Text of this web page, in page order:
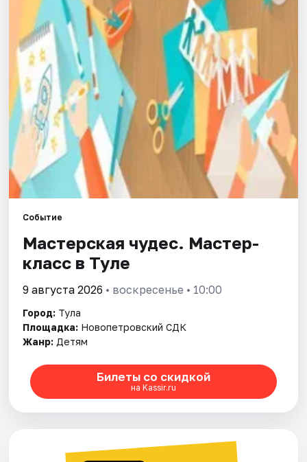
Площадки
Артисты
Рейтинги
Событие
Мастерская чудес. Мастер-
класс в Туле
9 августа 2026 • воскресенье • 10:00
Город: Тула
Площадка: Новопетровский СДК
Жанр: Детям
Билеты со скидкой
на Kassir.ru